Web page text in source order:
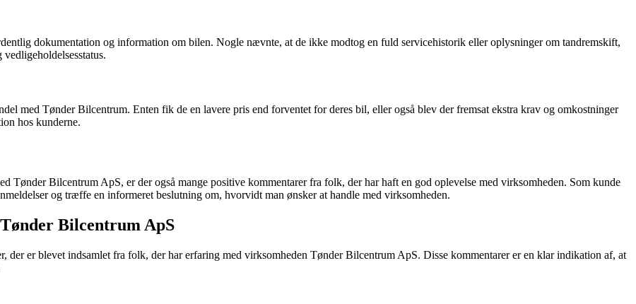
dokumentation og information om bilen. Nogle nævnte, at de ikke modtog en fuld servicehistorik eller oplysninger om tandremskift,
med Tønder Bilcentrum. Enten fik de en lavere pris end forventet for deres bil, eller også blev der fremsat ekstra krav og omkostninger
hos kunderne.
Tønder Bilcentrum ApS, er der også mange positive kommentarer fra folk, der har haft en god oplevelse med virksomheden. Som kunde
og træffe en informeret beslutning om, hvorvidt man ønsker at handle med virksomheden.
Bilcentrum ApS
der er blevet indsamlet fra folk, der har erfaring med virksomheden Tønder Bilcentrum ApS. Disse kommentarer er en klar indikation af, at